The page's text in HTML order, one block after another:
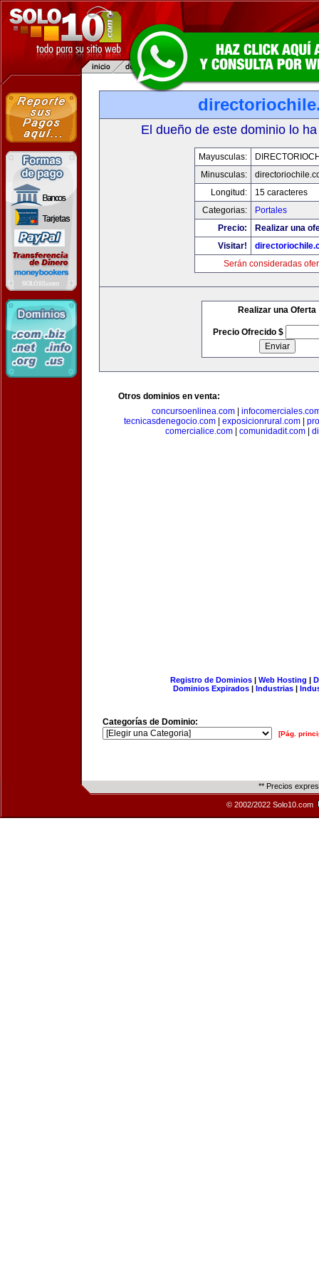
El dueño de este dominio lo
Mayusculas:
Minusculas:
Longitud:
15 caracteres
Categorias:
Portales
Precio:
Realizar una
Visitar!
Serán consideradas
Realizar una Oferta
Precio Ofrecido $
Otros dominios en venta:
concursoenlinea.com|
tecnicasdenegocio.com
exposicionrural.com
comercialice.com| comunidadit.com|
Registro de Dominios| Web Hosting |
Dominios Expirados | Industrias |
Categorías de Dominio:
[Pág.
** Precios
© 2002/2022 Solo10.com